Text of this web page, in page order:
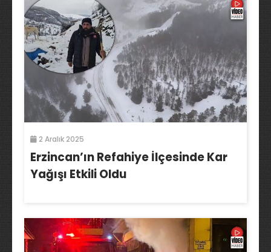
2 Aralık 2025
Erzincan’ın Refahiye İlçesinde Kar
Yağışı Etkili Oldu